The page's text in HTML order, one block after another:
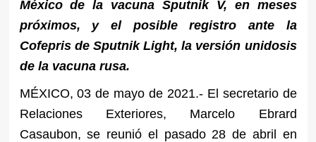
México de la vacuna Sputnik V, en meses
próximos, y el posible registro ante la
Cofepris de Sputnik Light, la versión unidosis
de la vacuna rusa.
MÉXICO, 03 de mayo de 2021.- El secretario de
Relaciones Exteriores, Marcelo Ebrard
Casaubon, se reunió el pasado 28 de abril en